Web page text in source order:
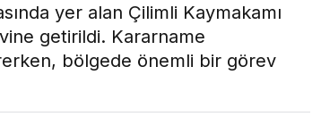
yer alan Çilimli Kaymakamı
getirildi. Kararname
bölgede önemli bir görev
Gündem